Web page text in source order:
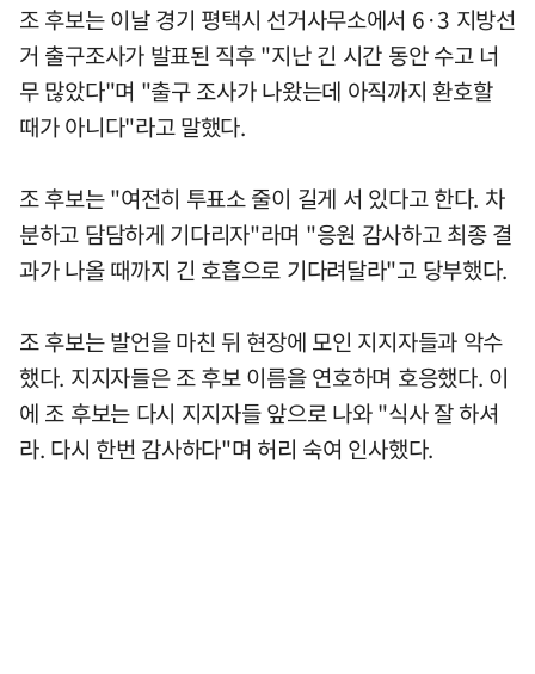
조 후보는 이날 경기 평택시 선거사무소에서 6·3 지방선
거 출구조사가 발표된 직후 "지난 긴 시간 동안 수고 너
무 많았다"며 "출구 조사가 나왔는데 아직까지 환호할
때가 아니다"라고 말했다.
조 후보는 "여전히 투표소 줄이 길게 서 있다고 한다. 차
분하고 담담하게 기다리자"라며 "응원 감사하고 최종 결
과가 나올 때까지 긴 호흡으로 기다려달라"고 당부했다.
조 후보는 발언을 마친 뒤 현장에 모인 지지자들과 악수
했다. 지지자들은 조 후보 이름을 연호하며 호응했다. 이
에 조 후보는 다시 지지자들 앞으로 나와 "식사 잘 하셔
라. 다시 한번 감사하다"며 허리 숙여 인사했다.